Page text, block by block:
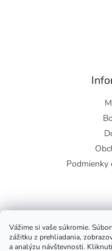
Vážime si vaše súkromie.
zážitku z prehliadania,
a analýzu návštevnosti.
Podmienky